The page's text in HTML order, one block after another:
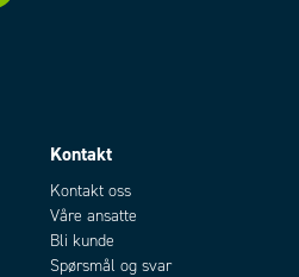
Kontakt
Kontakt oss
Våre ansatte
Bli kunde
Spørsmål og svar